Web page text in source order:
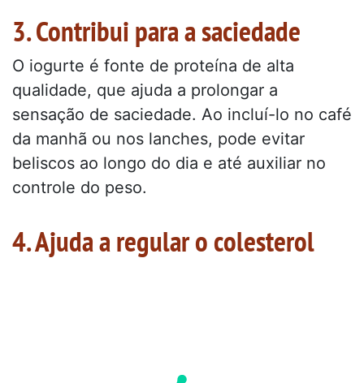
3. Contribui para a saciedade
O iogurte é fonte de proteína de alta
qualidade, que ajuda a prolongar a
sensação de saciedade. Ao incluí-lo no café
da manhã ou nos lanches, pode evitar
beliscos ao longo do dia e até auxiliar no
controle do peso.
4. Ajuda a regular o colesterol